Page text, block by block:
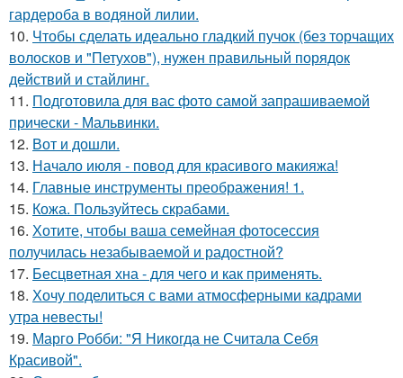
гардероба в водяной лилии.
10. Чтобы сделать идеально гладкий пучок (без торчащих
волосков и "Петухов"), нужен правильный порядок
действий и стайлинг.
11. Подготовила для вас фото самой запрашиваемой
прически - Мальвинки.
12. Вот и дошли.
13. Начало июля - повод для красивого макияжа!
14. Главные инструменты преображения! 1.
15. Кожа. Пользуйтесь скрабами.
16. Хотите, чтобы ваша семейная фотосессия
получилась незабываемой и радостной?
17. Бесцветная хна - для чего и как применять.
18. Хочу поделиться с вами атмосферными кадрами
утра невесты!
19. Марго Робби: "Я Никогда не Считала Себя
Красивой".